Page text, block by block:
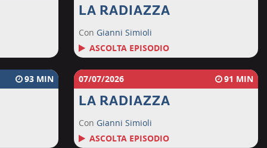
LA RADIAZZA
Con Gianni Simioli
ASCOLTA EPISODIO
93 07/07/2026 91
LA RADIAZZA
Con Gianni Simioli
ASCOLTA EPISODIO